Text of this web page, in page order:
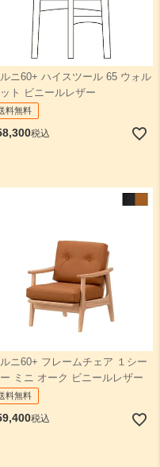
ニ60+ ハイスツール 65 ウォル
ト ビニールレザー
料無料
税込
ニ60+ フレームチェア １シー
ミニ オーク ビニールレザー
料無料
税込